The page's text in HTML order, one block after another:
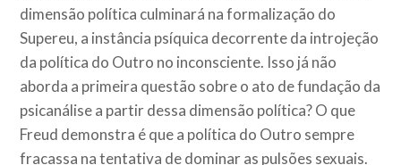
dimensão política culminará na formalização do
Supereu, a instância psíquica decorrente da introjeção
da política do Outro no inconsciente. Isso já não
aborda a primeira questão sobre o ato de fundação da
psicanálise a partir dessa dimensão política? O que
Freud demonstra é que a política do Outro sempre
fracassa na tentativa de dominar as pulsões sexuais.